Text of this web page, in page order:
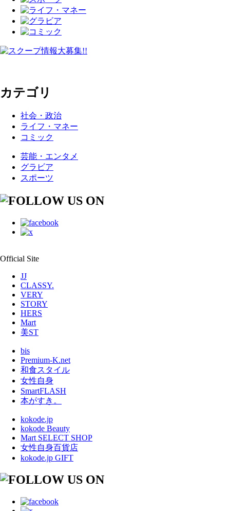
カテゴリ
社会・政治
ライフ・マネー
コミック
芸能・エンタメ
グラビア
スポーツ
Official Site
JJ
CLASSY.
VERY
STORY
HERS
Mart
美ST
bis
Premium-K.net
和食スタイル
女性自身
SmartFLASH
本がすき。
kokode.jp
kokode Beauty
Mart SELECT SHOP
女性自身百貨店
kokode.jp GIFT